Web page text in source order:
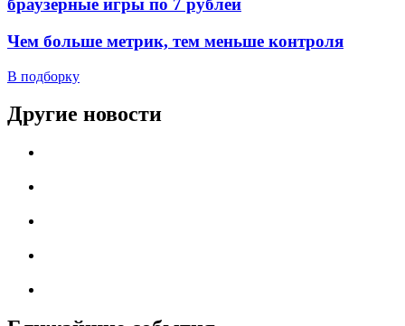
браузерные игры по 7 рублей
Чем больше метрик, тем меньше контроля
В подборку
Другие новости